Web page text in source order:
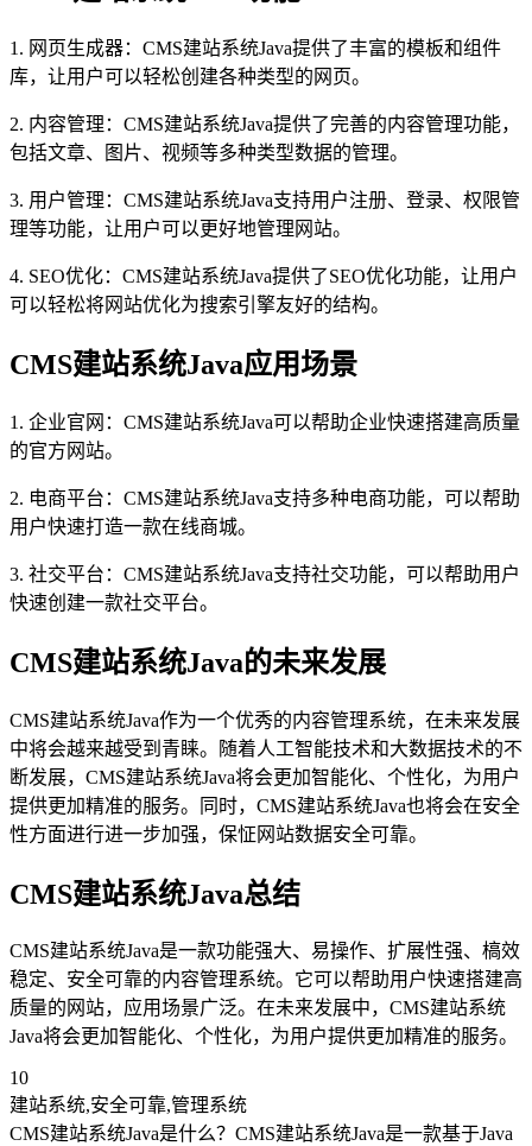
1. 网页生成器：CMS建站系统Java提供了丰富的模板和组件
库，让用户可以轻松创建各种类型的网页。
2. 内容管理：CMS建站系统Java提供了完善的内容管理功能，
包括文章、图片、视频等多种类型数据的管理。
3. 用户管理：CMS建站系统Java支持用户注册、登录、权限管
理等功能，让用户可以更好地管理网站。
4. SEO优化：CMS建站系统Java提供了SEO优化功能，让用户
可以轻松将网站优化为搜索引擎友好的结构。
CMS建站系统Java应用场景
1. 企业官网：CMS建站系统Java可以帮助企业快速搭建高质量
的官方网站。
2. 电商平台：CMS建站系统Java支持多种电商功能，可以帮助
用户快速打造一款在线商城。
3. 社交平台：CMS建站系统Java支持社交功能，可以帮助用户
快速创建一款社交平台。
CMS建站系统Java的未来发展
CMS建站系统Java作为一个优秀的内容管理系统，在未来发展
中将会越来越受到青睐。随着人工智能技术和大数据技术的不
断发展，CMS建站系统Java将会更加智能化、个性化，为用户
提供更加精准的服务。同时，CMS建站系统Java也将会在安全
性方面进行进一步加强，保怔网站数据安全可靠。
CMS建站系统Java总结
CMS建站系统Java是一款功能强大、易操作、扩展性强、槁效
稳定、安全可靠的内容管理系统。它可以帮助用户快速搭建高
质量的网站，应用场景广泛。在未来发展中，CMS建站系统
Java将会更加智能化、个性化，为用户提供更加精准的服务。
10
建站系统,安全可靠,管理系统
CMS建站系统Java是什么？CMS建站系统Java是一款基于Java